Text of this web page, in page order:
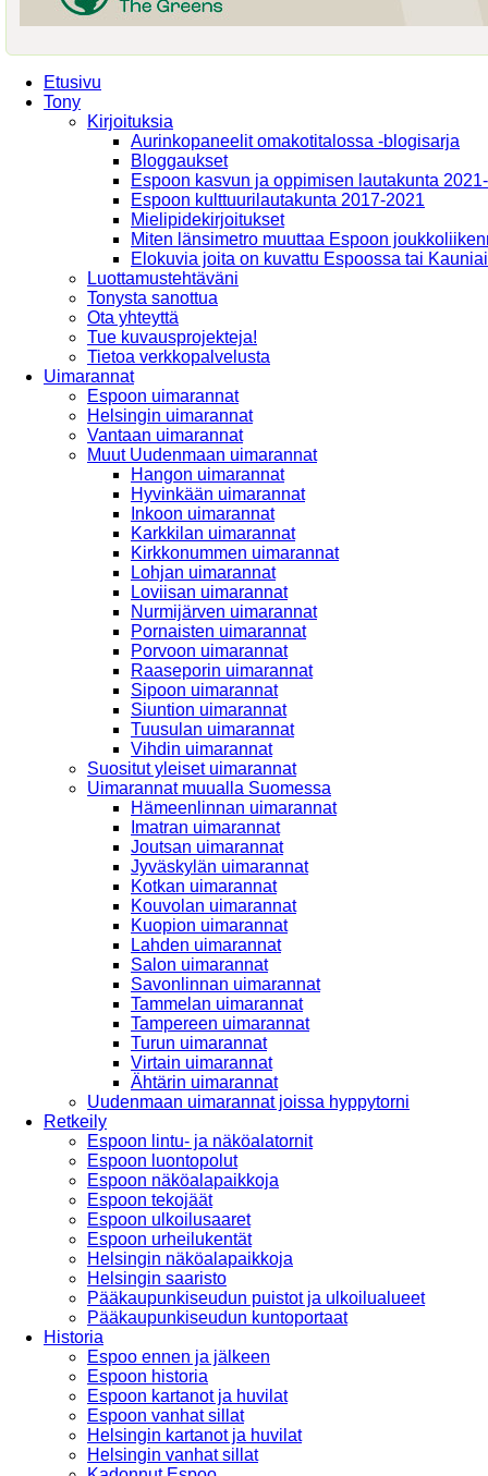
Etusivu
Tony
Kirjoituksia
Aurinkopaneelit omakotitalossa -blogisarja
Bloggaukset
Espoon kasvun ja oppimisen lautakunta
Espoon kulttuurilautakunta 2017-2021
Mielipidekirjoitukset
Miten länsimetro muuttaa Espoon
Elokuvia joita on kuvattu Espoossa tai
Luottamustehtäväni
Tonysta sanottua
Ota yhteyttä
Tue kuvausprojekteja!
Tietoa verkkopalvelusta
Uimarannat
Espoon uimarannat
Helsingin uimarannat
Vantaan uimarannat
Muut Uudenmaan uimarannat
Hangon uimarannat
Hyvinkään uimarannat
Inkoon uimarannat
Karkkilan uimarannat
Kirkkonummen uimarannat
Lohjan uimarannat
Loviisan uimarannat
Nurmijärven uimarannat
Pornaisten uimarannat
Porvoon uimarannat
Raaseporin uimarannat
Sipoon uimarannat
Siuntion uimarannat
Tuusulan uimarannat
Vihdin uimarannat
Suositut yleiset uimarannat
Uimarannat muualla Suomessa
Hämeenlinnan uimarannat
Imatran uimarannat
Joutsan uimarannat
Jyväskylän uimarannat
Kotkan uimarannat
Kouvolan uimarannat
Kuopion uimarannat
Lahden uimarannat
Salon uimarannat
Savonlinnan uimarannat
Tammelan uimarannat
Tampereen uimarannat
Turun uimarannat
Virtain uimarannat
Ähtärin uimarannat
Uudenmaan uimarannat joissa hyppytorni
Retkeily
Espoon lintu- ja näköalatornit
Espoon luontopolut
Espoon näköalapaikkoja
Espoon tekojäät
Espoon ulkoilusaaret
Espoon urheilukentät
Helsingin näköalapaikkoja
Helsingin saaristo
Pääkaupunkiseudun puistot ja ulkoilualueet
Pääkaupunkiseudun kuntoportaat
Historia
Espoo ennen ja jälkeen
Espoon historia
Espoon kartanot ja huvilat
Espoon vanhat sillat
Helsingin kartanot ja huvilat
Helsingin vanhat sillat